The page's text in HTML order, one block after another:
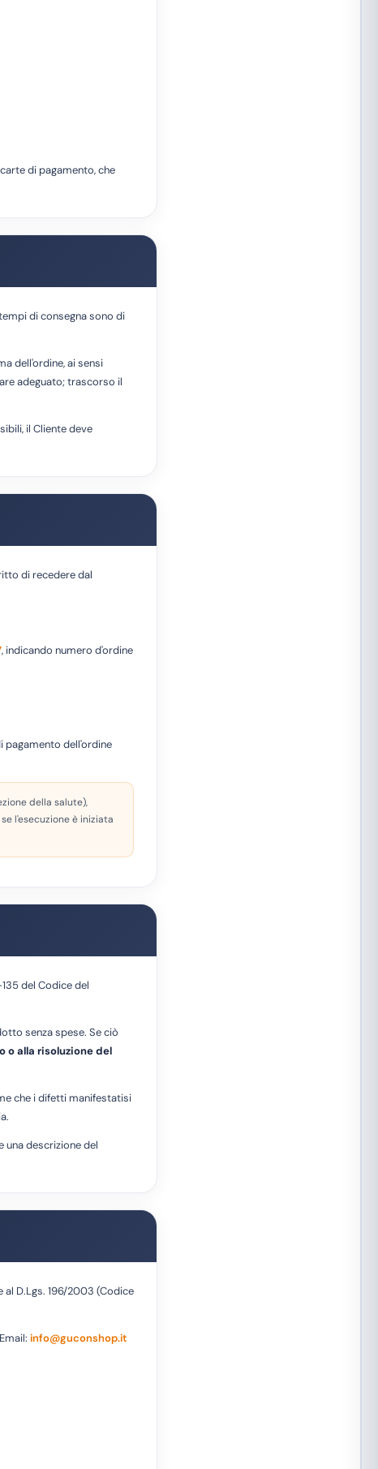
di pagamento, che
di consegna sono di
dell'ordine, ai sensi
adeguato; trascorso il
il Cliente deve
di recedere dal
, indicando numero d'ordine
pagamento dell'ordine
della salute),
l'esecuzione è iniziata
del Codice del
senza spese. Se ciò
o alla risoluzione del
che i difetti manifestatisi
una descrizione del
al D.Lgs. 196/2003 (Codice
info@guconshop.it